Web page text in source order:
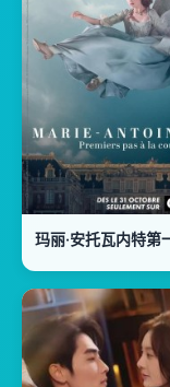
玛丽·安托瓦内特第